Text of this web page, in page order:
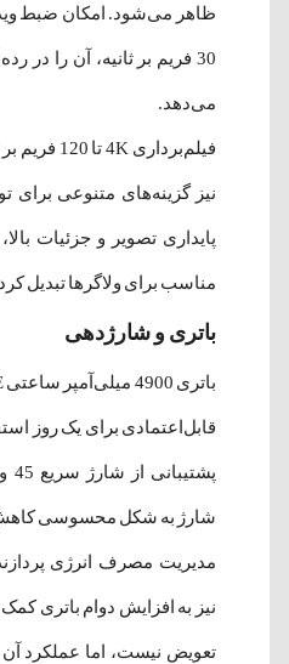
30 فریم بر ثانیه، آن را
می‌دهد.
نیز گزینه‌های متنوعی برای
پایداری تصویر و جزئیات
مناسب برای ولاگرها تبدیل
باتری و شارژدهی
قابل‌اعتمادی برای یک روز
شارژ به شکل محسوسی کاهش
نیز به افزایش دوام باتری
تعویض نیست، اما عملکرد